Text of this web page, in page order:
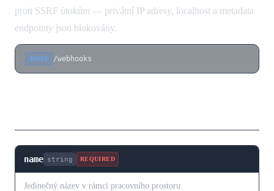
proti SSRF útokům — privátní IP adresy, localhost a metadata
endpointy jsou blokovány.
POST /webhooks
name string REQUIRED
Jedinečný název v rámci pracovního prostoru.